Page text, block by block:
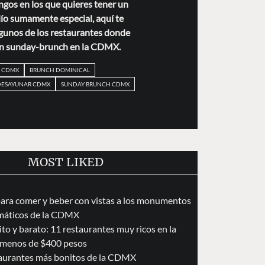
en los que quieres tener un
sumamente especial, aquí te
de los restaurantes donde
sunday-brunch en la CDMX.
CDMX
BRUNCH DOMINICAL
CDMX
SUNDAY BRUNCH CDMX
MOST LIKED
comer y beber con vistas a los monumentos
de la CDMX
y barato: 11 restaurantes muy ricos en la
de $400 pesos
más bonitos de la CDMX